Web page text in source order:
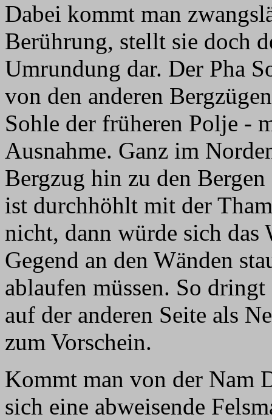
Dabei kommt man
Berührung, stellt sie doch
Umrundung dar. Der Pha
von den anderen
Sohle der früheren Polje -
Ausnahme. Ganz im
Bergzug hin zu den
ist durchhöhlt mit der
nicht, dann würde sich das
Gegend an den Wänden
ablaufen müssen. So
auf der anderen Seite als
zum Vorschein.
Kommt man von der Nam
sich eine abweisende